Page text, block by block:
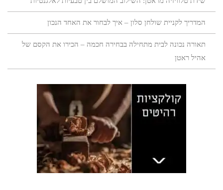
המדריך לקניית שולחן סלון – איך לבחור את האחד הנכון
תאורה נכונה לבית מתחילה בבחירה חכמה – הכירו את הקסם של
אהיל ראטן